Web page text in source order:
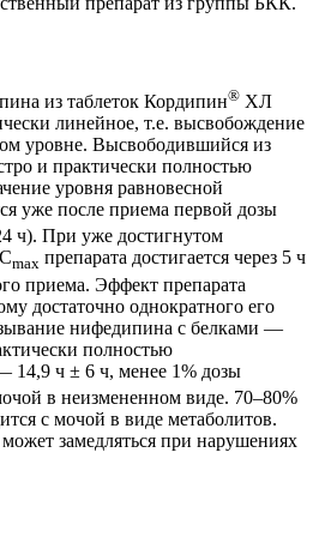
из таблеток Кордипин® ХЛ
линейное, т.е. высвобождение
уровне. Высвободившийся из
и практически полностью
уровня равновесной
уже после приема первой дозы
ч). При уже достигнутом
max препарата достигается через 5 ч
приема. Эффект препарата
достаточно однократного его
нифедипина с белками —
полностью
14,9 ч ± 6 ч, менее 1% дозы
в неизмененном виде. 70–80%
с мочой в виде метаболитов.
замедляться при нарушениях